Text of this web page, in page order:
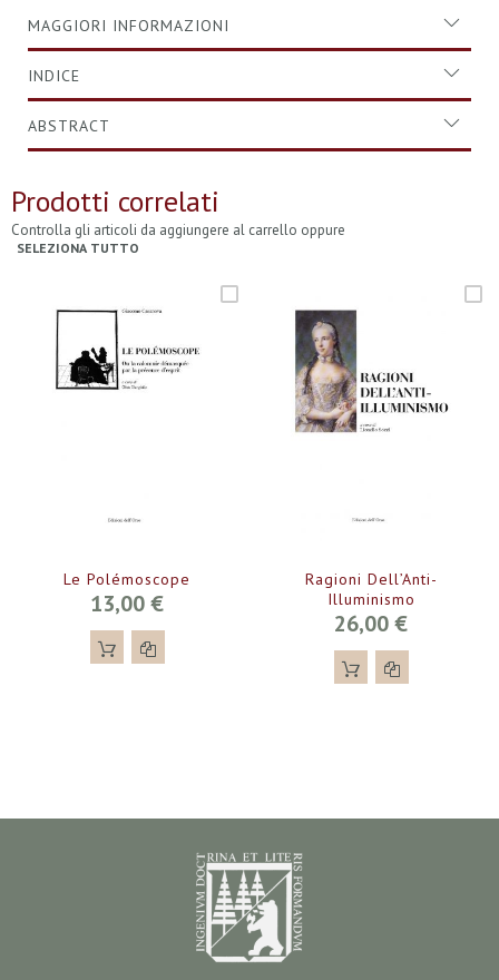
MAGGIORI INFORMAZIONI
INDICE
ABSTRACT
Prodotti correlati
Controlla gli articoli da aggiungere al carrello oppure
SELEZIONA TUTTO
Le Polémoscope
13,00 €
Ragioni Dell’Anti-
Illuminismo
26,00 €